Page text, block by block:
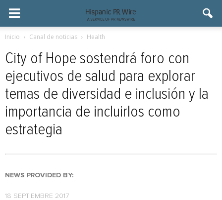
Inicio Canal de noticias Health
City of Hope sostendrá foro con
ejecutivos de salud para explorar
temas de diversidad e inclusión y la
importancia de incluirlos como
estrategia
NEWS PROVIDED BY:
18 SEPTIEMBRE 2017